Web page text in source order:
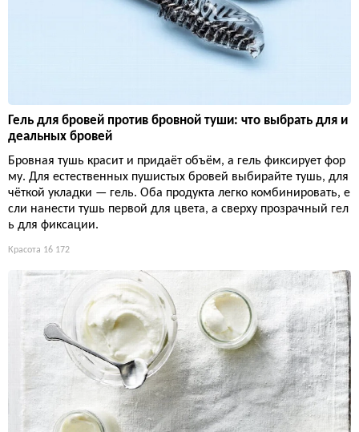
Гель для бровей против бровной туши: что выбрать для и
деальных бровей
Бровная тушь красит и придаёт объём, а гель фиксирует фор
му. Для естественных пушистых бровей выбирайте тушь, для
чёткой укладки — гель. Оба продукта легко комбинировать, е
сли нанести тушь первой для цвета, а сверху прозрачный гел
ь для фиксации.
Красота 16 172